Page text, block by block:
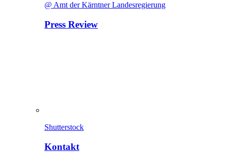
@ Amt der Kärntner Landesregierung
Press Review
Shutterstock
Kontakt